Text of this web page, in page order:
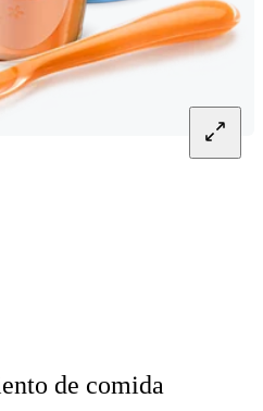
de comida